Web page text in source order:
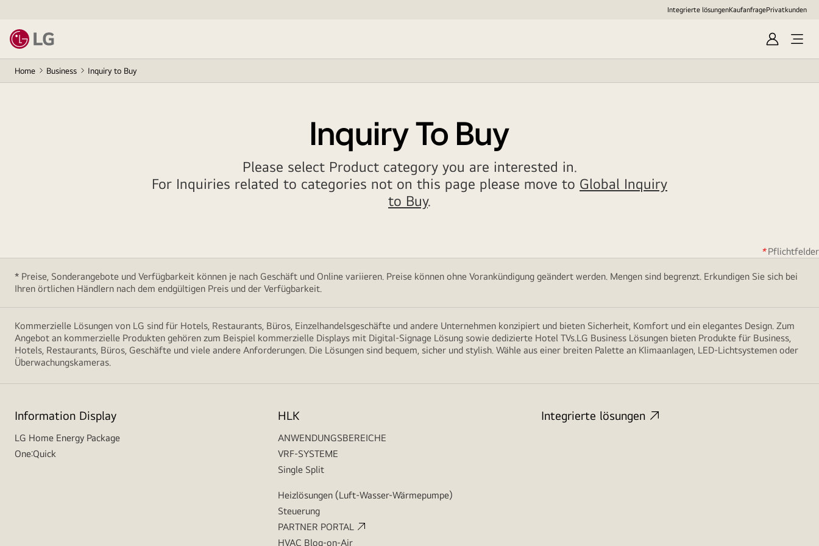
Integrierte lösungenKaufanfragePrivatkunden
Anmelden
Menü
Home Business Inquiry to Buy
Inquiry To Buy
Please select Product category you are interested in.
For Inquiries related to categories not on this page please move to Global Inquiry
to Buy.
*Pflichtfelder
* Preise, Sonderangebote und Verfügbarkeit können je nach Geschäft und Online variieren. Preise können ohne Vorankündigung geändert werden. Mengen sind begrenzt. Erkundigen Sie sich bei
Ihren örtlichen Händlern nach dem endgültigen Preis und der Verfügbarkeit.
Kommerzielle Lösungen von LG sind für Hotels, Restaurants, Büros, Einzelhandelsgeschäfte und andere Unternehmen konzipiert und bieten Sicherheit, Komfort und ein elegantes Design. Zum
Angebot an kommerzielle Produkten gehören zum Beispiel kommerzielle Displays mit Digital-Signage Lösung sowie dedizierte Hotel TVs.LG Business Lösungen bieten Produkte für Business,
Hotels, Restaurants, Büros, Geschäfte und viele andere Anforderungen. Die Lösungen sind bequem, sicher und stylish. Wähle aus einer breiten Palette an Klimaanlagen, LED-Lichtsystemen oder
Überwachungskameras.
Information Display
LG Home Energy Package
One:Quick
HLK
ANWENDUNGSBEREICHE
VRF-SYSTEME
Single Split
Heizlösungen (Luft-Wasser-Wärmepumpe)
Steuerung
PARTNER PORTAL
HVAC Blog-on-Air
Integrierte lösungen